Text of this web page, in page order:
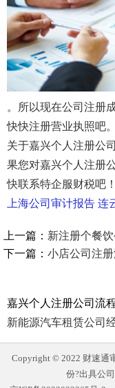
。所以现在公司注册
快快注册营业执照吧。
关于嘉兴个人注册公
果您对嘉兴个人注册
快联系特企服财税吧！
上海公司审计报告 连
上一篇： 新注册个餐
下一篇： 小店公司注
嘉兴个人注册公司流
新能源汽车租赁公司
Copyright © 2022 财速通
份?出具公